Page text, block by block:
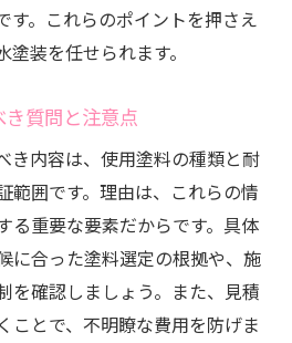
す。これらのポイントを押さえ
装を任せられます。
質問と注意点
き内容は、使用塗料の種類と耐
範囲です。理由は、これらの情
る重要な要素だからです。具体
に合った塗料選定の根拠や、施
を確認しましょう。また、見積
ことで、不明瞭な費用を防げま